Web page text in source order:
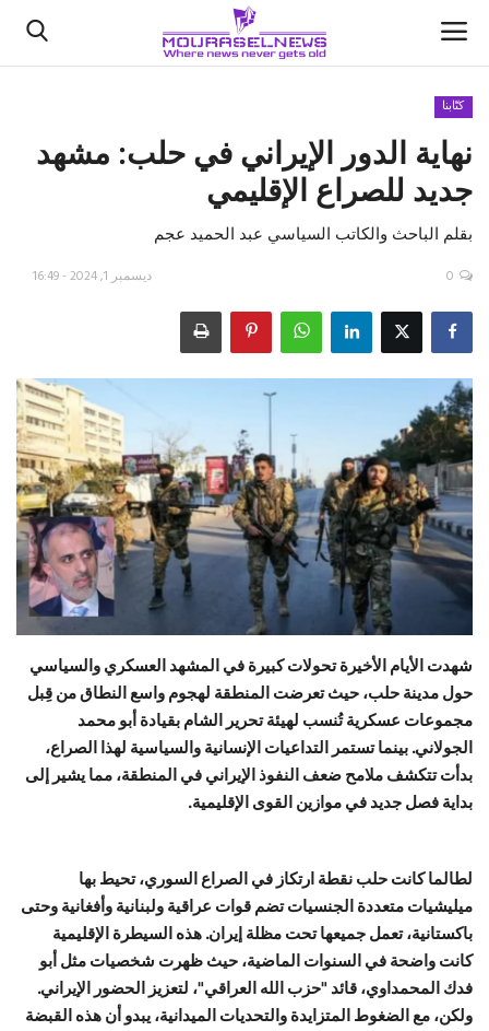
الأخبار
كتّابنا
اقتصاد
علوم وتكنولوجيا
رياضة
فيديو
حياة
كتّابنا
نهاية الدور الإيراني في حلب: مشهد
جديد للصراع الإقليمي
بقلم الباحث والكاتب السياسي عبد الحميد عجم
ديسمبر 1, 2024 - 16:49 0
شهدت الأيام الأخيرة تحولات كبيرة في المشهد العسكري والسياسي
حول مدينة حلب، حيث تعرضت المنطقة لهجوم واسع النطاق من قِبل
مجموعات عسكرية تُنسب لهيئة تحرير الشام بقيادة أبو محمد
الجولاني. بينما تستمر التداعيات الإنسانية والسياسية لهذا الصراع،
بدأت تتكشف ملامح ضعف النفوذ الإيراني في المنطقة، مما يشير إلى
بداية فصل جديد في موازين القوى الإقليمية.
لطالما كانت حلب نقطة ارتكاز في الصراع السوري، تحيط بها
ميليشيات متعددة الجنسيات تضم قوات عراقية ولبنانية وأفغانية وحتى
باكستانية، تعمل جميعها تحت مظلة إيران. هذه السيطرة الإقليمية
كانت واضحة في السنوات الماضية، حيث ظهرت شخصيات مثل أبو
فدك المحمداوي، قائد "حزب الله العراقي"، لتعزيز الحضور الإيراني.
ولكن، مع الضغوط المتزايدة والتحديات الميدانية، يبدو أن هذه القبضة